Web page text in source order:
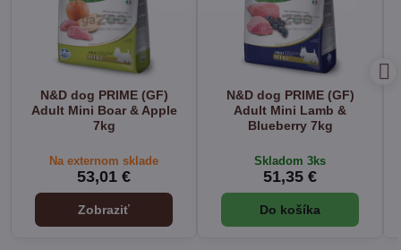
N&D dog PRIME (GF)
Adult Mini Boar & Apple
7kg
Na externom sklade
53,01 €
Zobraziť
N&D dog PRIME (GF)
Adult Mini Lamb &
Blueberry 7kg
Skladom 3ks
51,35 €
Do košíka